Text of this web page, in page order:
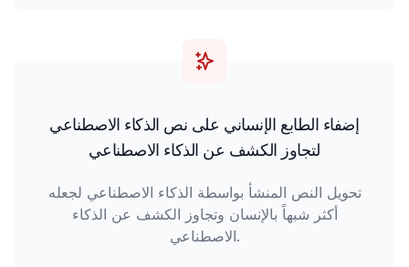
إضفاء الطابع الإنساني على نص الذكاء الاصطناعي
لتجاوز الكشف عن الذكاء الاصطناعي
تحويل النص المنشأ بواسطة الذكاء الاصطناعي لجعله
أكثر شبهاً بالإنسان وتجاوز الكشف عن الذكاء
الاصطناعي.